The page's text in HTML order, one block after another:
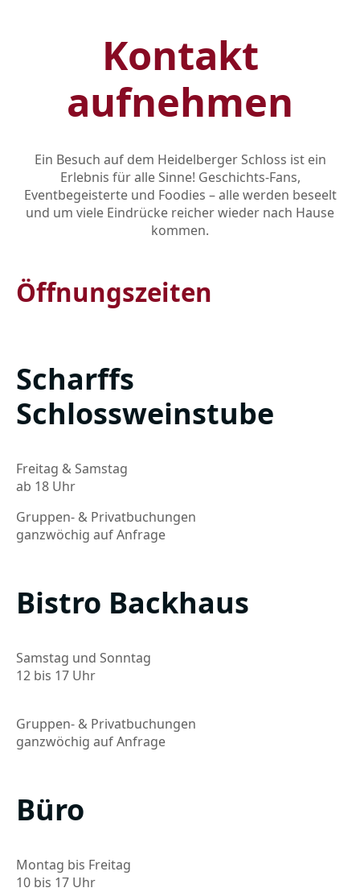
Kontakt
aufnehmen
Ein Besuch auf dem Heidelberger Schloss ist ein
Erlebnis für alle Sinne! Geschichts-Fans,
Eventbegeisterte und Foodies – alle werden beseelt
und um viele Eindrücke reicher wieder nach Hause
kommen.
Öffnungszeiten
Scharffs
Schlossweinstube
Freitag & Samstag
ab 18 Uhr
Gruppen- & Privatbuchungen
ganzwöchig auf Anfrage
Bistro Backhaus
Samstag und Sonntag
12 bis 17 Uhr
Gruppen- & Privatbuchungen
ganzwöchig auf Anfrage
Büro
Montag bis Freitag
10 bis 17 Uhr